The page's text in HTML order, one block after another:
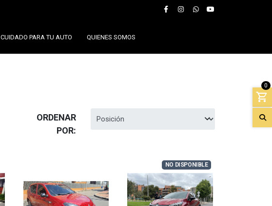
CUIDADO PARA TU AUTO QUIENES SOMOS
0
ORDENAR
POR:
NO DISPONIBLE